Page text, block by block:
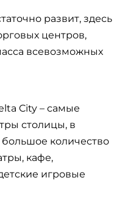
развит, здесь
центров,
всевозможных
City – самые
столицы, в
количество
кафе,
игровые